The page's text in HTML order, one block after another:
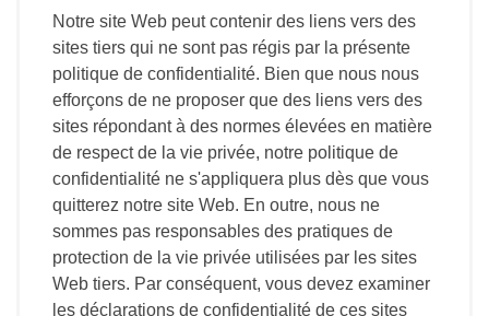
Notre site Web peut contenir des liens vers des
sites tiers qui ne sont pas régis par la présente
politique de confidentialité. Bien que nous nous
efforçons de ne proposer que des liens vers des
sites répondant à des normes élevées en matière
de respect de la vie privée, notre politique de
confidentialité ne s'appliquera plus dès que vous
quitterez notre site Web. En outre, nous ne
sommes pas responsables des pratiques de
protection de la vie privée utilisées par les sites
Web tiers. Par conséquent, vous devez examiner
les déclarations de confidentialité de ces sites